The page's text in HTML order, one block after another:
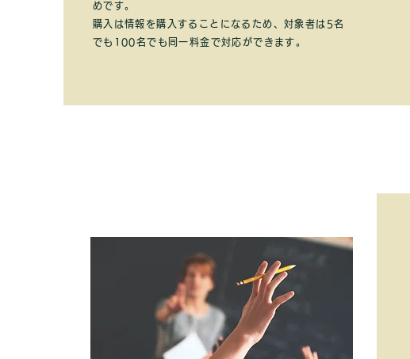
めです。
購入は情報を購入することになるため、対象者は5名
でも100名でも同一料金で対応ができます。